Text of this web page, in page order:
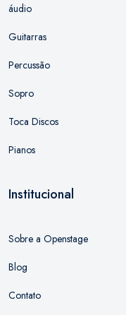
áudio
Guitarras
Percussão
Sopro
Toca Discos
Pianos
Institucional
Sobre a Openstage
Blog
Contato